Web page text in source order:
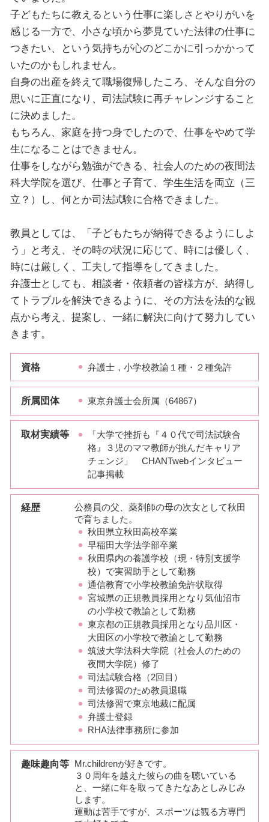
子どもたちに教えるという仕事に楽しさとやりがいを
感じる一方で、小さな頃から夢見ていた法律の仕事に
つきたい、という気持ちが心のどこかに引っかかって
いたのかもしれません。
自身の出産を終えて職場復帰したころ、そんな自分の
思いに正直になり、司法試験に再チャレンジすること
に決めました。
もちろん、家庭を持つ身でしたので、仕事をやめて学
生になることはできません。
仕事をしながら勉強ができる、社会人のための夜間法
科大学院を選び、仕事と子育て、学生生活を両立（三
立？）し、何とか司法試験に合格できました。
教員としては、「子どもたちが納得できるようにしよ
う」と考え、その時の状況に応じて、時には優しく、
時には厳しく、工夫して指導をしてきました。
弁護士としても、相談者・依頼者の皆様方が、納得し
てトラブルを解決できるように、その方法を法的な観
点から考え、提案し、一緒に解決に向けて努力してい
きます。
資格 弁護士，小学校教諭１種・２種免許
所属団体 東京弁護士会所属（64867）
取材実績等
「大学で挫折も『４０代で司法試験合
格』３児のママ教師が挑んだキャリア
チェンジ」 CHANTwebインタビュー
記事掲載
経歴
公務員の父、薬剤師の母の次女として秋田
で育ちました。
秋田県立秋田高校卒業
早稲田大学法学部卒業
秋田県内の養護学校（現・特別支援学
校）で実習助手として勤務
通信教育で小学校教諭免許状取得
宮城県の正規教員採用となり気仙沼市
の小学校で教諭として勤務
東京都の正規教員採用となり品川区・
大田区の小学校で教諭として勤務
筑波大学法科大学院（社会人のための
夜間大学院）修了
司法試験合格（2回目）
司法修習のため教員退職
司法修習で東京地裁に配属
弁護士登録
RHA法律事務所に参加
趣味趣向等
Mr.childrenが好きです。
３０周年を越えた彼らの曲を聴いている
と、一緒に年を取ってきたなあとしみじみ
します。
運動は苦手ですが、スポーツは観る方専門